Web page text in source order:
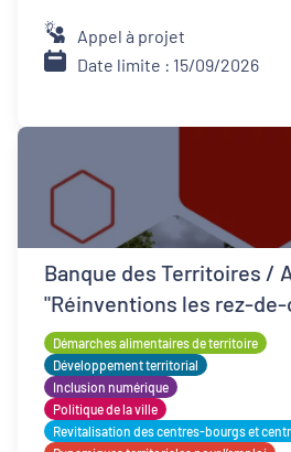
Appel à projet
Date limite : 15/09/2026
Banque des Territoires /
"Réinventions les rez-
QPV"
Démarches alimentaires de territoire
Développement territorial
Inclusion numérique
Politique de la ville
Revitalisation des centres-bourgs et